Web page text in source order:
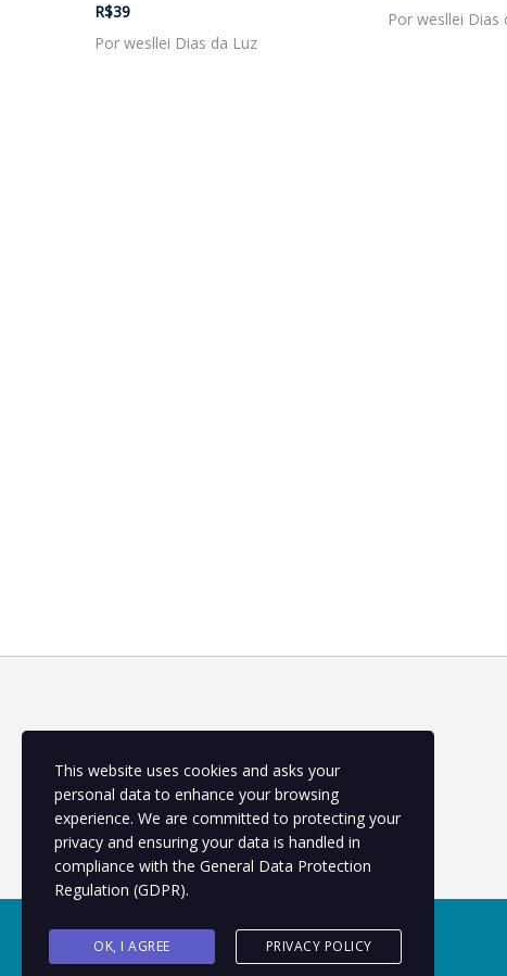
R$39
Por wesllei Dias da Luz
Por wesllei Dias
Somos uma escola de cursos de qualificação e
atualização
Copyright © 2022 CETEP
This website uses cookies and asks your
personal data to enhance your browsing
experience. We are committed to protecting your
privacy and ensuring your data is handled in
compliance with the General Data Protection
Regulation (GDPR).
OK, I AGREE PRIVACY POLICY